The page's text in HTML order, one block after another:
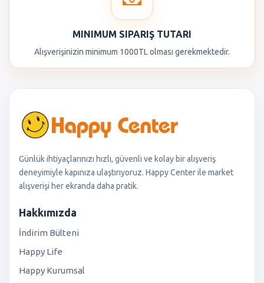
MINIMUM SIPARIŞ TUTARI
Alışverişinizin minimum 1000TL olması gerekmektedir.
Günlük ihtiyaçlarınızı hızlı, güvenli ve kolay bir alışveriş
deneyimiyle kapınıza ulaştırıyoruz. Happy Center ile market
alışverişi her ekranda daha pratik.
Hakkımızda
İndirim Bülteni
Happy Life
Happy Kurumsal